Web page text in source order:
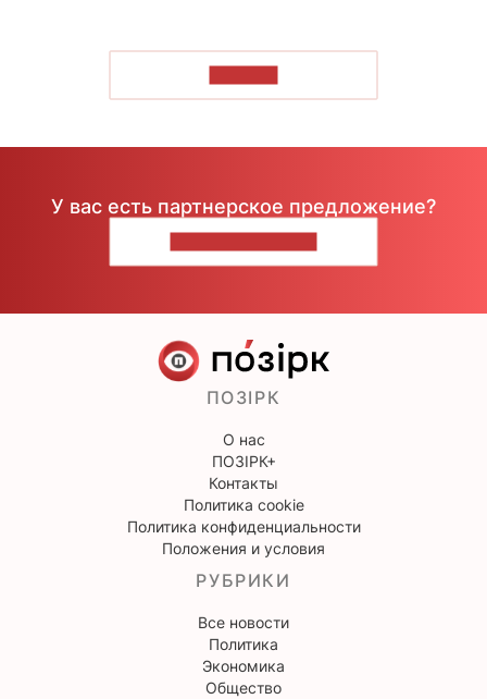
У вас есть партнерское предложение?
ПОЗІРК
О нас
ПОЗІРК+
Контакты
Политика cookie
Политика конфиденциальности
Положения и условия
РУБРИКИ
Все новости
Политика
Экономика
Общество